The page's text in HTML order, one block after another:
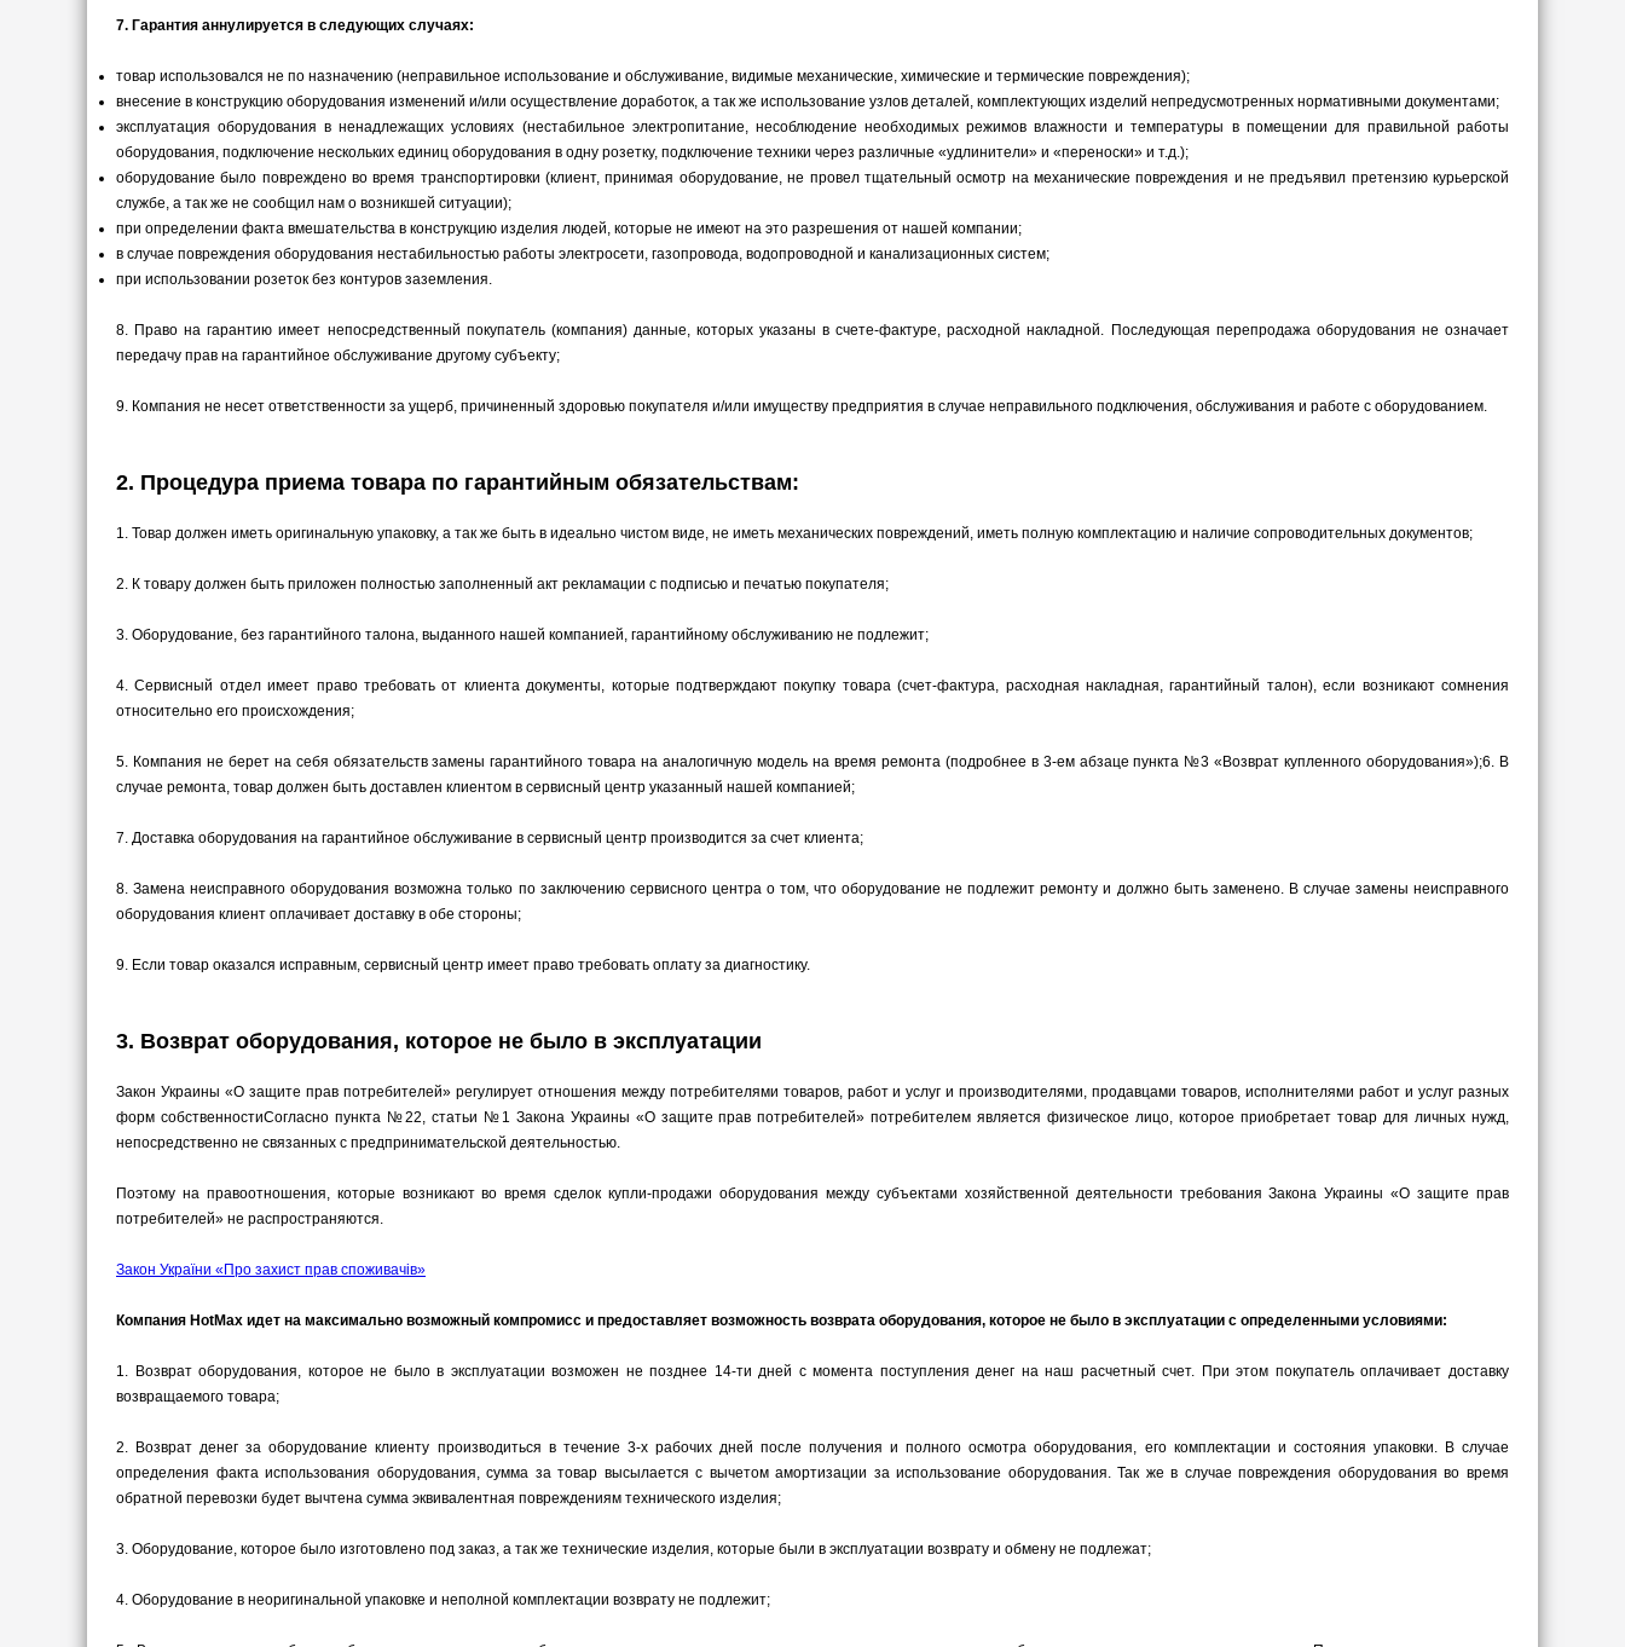
7. Гарантия аннулируется в следующих случаях:
товар использовался не по назначению (неправильное использование и обслуживание, видимые механические, химические и термические повреждения);
внесение в конструкцию оборудования изменений и/или осуществление доработок, а так же использование узлов деталей, комплектующих изделий непредусмотренных нормативными документами;
эксплуатация оборудования в ненадлежащих условиях (нестабильное электропитание, несоблюдение необходимых режимов влажности и температуры в помещении для правильной работы
оборудования, подключение нескольких единиц оборудования в одну розетку, подключение техники через различные «удлинители» и «переноски» и т.д.);
оборудование было повреждено во время транспортировки (клиент, принимая оборудование, не провел тщательный осмотр на механические повреждения и не предъявил претензию курьерской
службе, а так же не сообщил нам о возникшей ситуации);
при определении факта вмешательства в конструкцию изделия людей, которые не имеют на это разрешения от нашей компании;
в случае повреждения оборудования нестабильностью работы электросети, газопровода, водопроводной и канализационных систем;
при использовании розеток без контуров заземления.
8. Право на гарантию имеет непосредственный покупатель (компания) данные, которых указаны в счете-фактуре, расходной накладной. Последующая перепродажа оборудования не означает
передачу прав на гарантийное обслуживание другому субъекту;
9. Компания не несет ответственности за ущерб, причиненный здоровью покупателя и/или имуществу предприятия в случае неправильного подключения, обслуживания и работе с оборудованием.
2. Процедура приема товара по гарантийным обязательствам:
1. Товар должен иметь оригинальную упаковку, а так же быть в идеально чистом виде, не иметь механических повреждений, иметь полную комплектацию и наличие сопроводительных документов;
2. К товару должен быть приложен полностью заполненный акт рекламации с подписью и печатью покупателя;
3. Оборудование, без гарантийного талона, выданного нашей компанией, гарантийному обслуживанию не подлежит;
4. Сервисный отдел имеет право требовать от клиента документы, которые подтверждают покупку товара (счет-фактура, расходная накладная, гарантийный талон), если возникают сомнения
относительно его происхождения;
5. Компания не берет на себя обязательств замены гарантийного товара на аналогичную модель на время ремонта (подробнее в 3-ем абзаце пункта №3 «Возврат купленного оборудования»);6. В
случае ремонта, товар должен быть доставлен клиентом в сервисный центр указанный нашей компанией;
7. Доставка оборудования на гарантийное обслуживание в сервисный центр производится за счет клиента;
8. Замена неисправного оборудования возможна только по заключению сервисного центра о том, что оборудование не подлежит ремонту и должно быть заменено. В случае замены неисправного
оборудования клиент оплачивает доставку в обе стороны;
9. Если товар оказался исправным, сервисный центр имеет право требовать оплату за диагностику.
3. Возврат оборудования, которое не было в эксплуатации
Закон Украины «О защите прав потребителей» регулирует отношения между потребителями товаров, работ и услуг и производителями, продавцами товаров, исполнителями работ и услуг разных
форм собственностиСогласно пункта №22, статьи №1 Закона Украины «О защите прав потребителей» потребителем является физическое лицо, которое приобретает товар для личных нужд,
непосредственно не связанных с предпринимательской деятельностью.
Поэтому на правоотношения, которые возникают во время сделок купли-продажи оборудования между субъектами хозяйственной деятельности требования Закона Украины «О защите прав
потребителей» не распространяются.
Закон України «Про захист прав споживачів»
Компания HotMax идет на максимально возможный компромисс и предоставляет возможность возврата оборудования, которое не было в эксплуатации с определенными условиями:
1. Возврат оборудования, которое не было в эксплуатации возможен не позднее 14-ти дней с момента поступления денег на наш расчетный счет. При этом покупатель оплачивает доставку
возвращаемого товара;
2. Возврат денег за оборудование клиенту производиться в течение 3-х рабочих дней после получения и полного осмотра оборудования, его комплектации и состояния упаковки. В случае
определения факта использования оборудования, сумма за товар высылается с вычетом амортизации за использование оборудования. Так же в случае повреждения оборудования во время
обратной перевозки будет вычтена сумма эквивалентная повреждениям технического изделия;
3. Оборудование, которое было изготовлено под заказ, а так же технические изделия, которые были в эксплуатации возврату и обмену не подлежат;
4. Оборудование в неоригинальной упаковке и неполной комплектации возврату не подлежит;